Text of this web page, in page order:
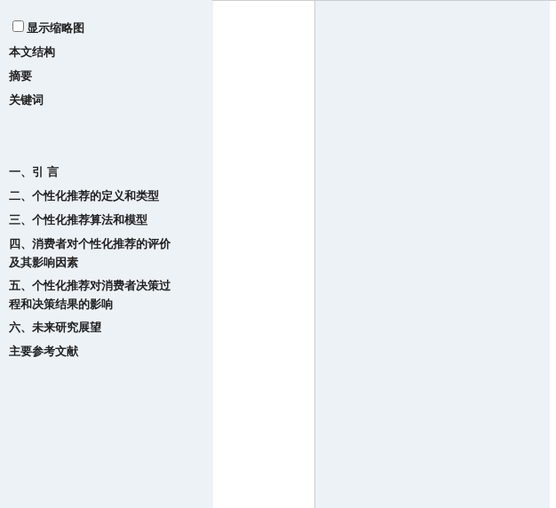
显示缩略图
本文结构
摘要
关键词
一、引 言
二、个性化推荐的定义和类型
三、个性化推荐算法和模型
四、消费者对个性化推荐的评价
及其影响因素
五、个性化推荐对消费者决策过
程和决策结果的影响
六、未来研究展望
主要参考文献